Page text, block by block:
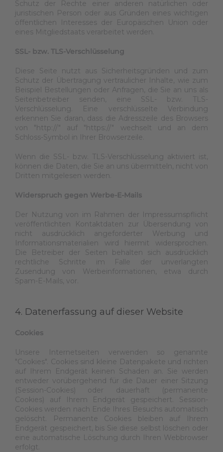
Schutz der Rechte einer anderen natürlichen oder
juristischen Person oder aus Gründen eines wichtigen
öffentlichen Interesses der Europäischen Union oder
eines Mitgliedstaats verarbeitet werden.
SSL- bzw. TLS-Verschlüsselung
Diese Seite nutzt aus Sicherheitsgründen und zum
Schutz der Übertragung vertraulicher Inhalte, wie zum
Beispiel Bestellungen oder Anfragen, die Sie an uns als
Seitenbetreiber senden, eine SSL- bzw. TLS-
Verschlüsselung. Eine verschlüsselte Verbindung
erkennen Sie daran, dass die Adresszeile des Browsers
von "http://" auf "https://" wechselt und an dem
Schloss-Symbol in Ihrer Browserzeile.
Wenn die SSL- bzw. TLS-Verschlüsselung aktiviert ist,
können die Daten, die Sie an uns übermitteln, nicht von
Dritten mitgelesen werden.
Widerspruch gegen Werbe-E-Mails
Der Nutzung von im Rahmen der Impressumspflicht
veröffentlichten Kontaktdaten zur Übersendung von
nicht ausdrücklich angeforderter Werbung und
Informationsmaterialien wird hiermit widersprochen.
Die Betreiber der Seiten behalten sich ausdrücklich
rechtliche Schritte im Falle der unverlangten
Zusendung von Werbeinformationen, etwa durch
Spam-E-Mails, vor.
4. Datenerfassung auf dieser Website
Cookies
Unsere Internetseiten verwenden so genannte
"Cookies". Cookies sind kleine Datenpakete und richten
auf Ihrem Endgerät keinen Schaden an. Sie werden
entweder vorübergehend für die Dauer einer Sitzung
(Session-Cookies) oder dauerhaft (permanente
Cookies) auf Ihrem Endgerät gespeichert. Session-
Cookies werden nach Ende Ihres Besuchs automatisch
gelöscht. Permanente Cookies bleiben auf Ihrem
Endgerät gespeichert, bis Sie diese selbst löschen oder
eine automatische Löschung durch Ihren Webbrowser
erfolgt.